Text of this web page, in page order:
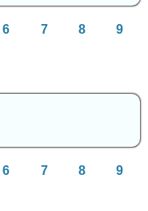
6 7 8 9
6 7 8 9